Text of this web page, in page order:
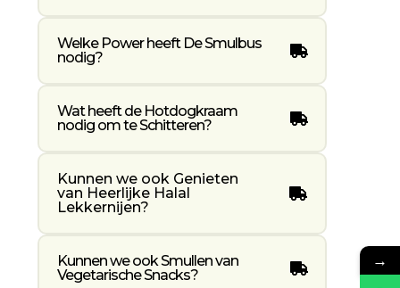
Welke Power heeft De Smulbus
nodig?
Wat heeft de Hotdogkraam
nodig om te Schitteren?
Kunnen we ook Genieten
van Heerlijke Halal
Lekkernijen?
Kunnen we ook Smullen van
Vegetarische Snacks?
→